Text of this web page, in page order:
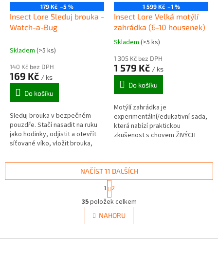
179 Kč –5 %
Insect Lore Sleduj brouka -
Watch-a-Bug
Skladem (>5 ks)
140 Kč bez DPH
169 Kč / ks
Do košíku
Sleduj brouka v bezpečném
pouzdře. Stačí nasadit na ruku
jako hodinky, odjistit a otevřít
síťované víko, vložit brouka,
zavřít víko. Brouka tak můžete...
1 599 Kč –1 %
Insect Lore Velká motýlí
zahrádka (6-10 housenek)
Průměrné
produktu
je
5,0
hvězdiček.
Skladem (>5 ks)
1 305 Kč bez DPH
1 579 Kč / ks
Do košíku
Motýlí zahrádka je
experimentální/edukativní sada,
která nabízí praktickou
zkušenost s chovem ŽIVÝCH
přírody.
O
v
l
á
NAČÍST 11 DALŠÍCH
S
t
r
á
n
k
v
1 2
35položek celkem
NAHORU